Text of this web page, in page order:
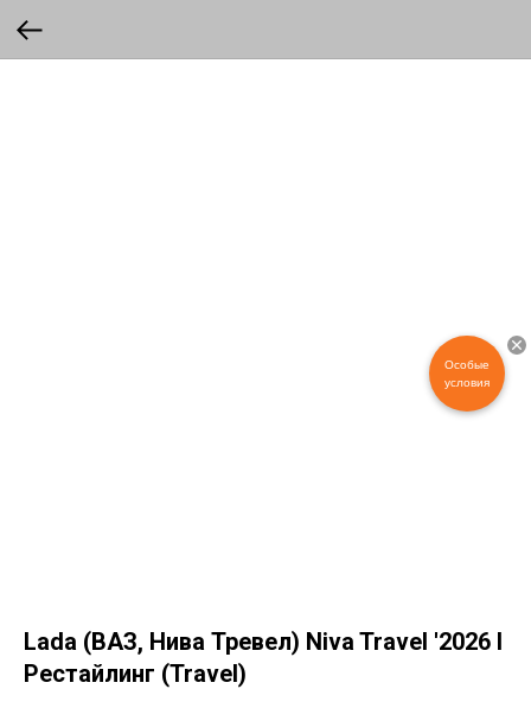
Lada (ВАЗ, Нива Тревел) Niva Travel '2026 I
Рестайлинг (Travel)
Особые
условия